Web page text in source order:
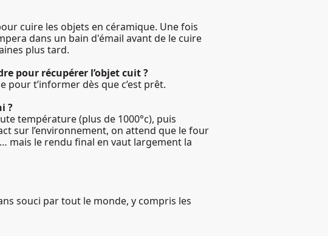
cuire les objets en céramique. Une fois
dans un bain d'émail avant de le cuire
plus tard.
pour récupérer l’objet cuit ?
pour t’informer dès que c’est prêt.
?
température (plus de 1000°c), puis
sur l’environnement, on attend que le four
mais le rendu final en vaut largement la
souci par tout le monde, y compris les